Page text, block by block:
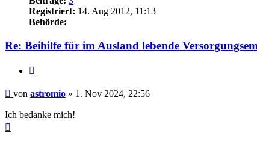
Registriert: 14. Aug 2012, 11:13
Behörde:
Re: Beihilfe für im Ausland lebende
Beitrag
von astromio » 1. Nov 2024, 22:56
Ich bedanke mich!